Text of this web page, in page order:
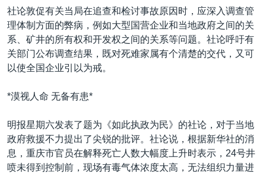
社论敦促有关当局在追查和检讨事故原因时，应深入调查管
理体制方面的弊病，例如大型国营企业和当地政府之间的关
系、矿井的所有权和开发权之间的关系等问题。社论呼吁有
关部门公布调查结果，既对死难家属有个清楚的交代，又可
以使全国企业引以为戒。
*漠视人命 无备有患*
明报星期六发表了题为《如此执政为民》的社论，对于当地
政府救援不力提出了尖锐的批评。社论说，根据新华社的消
息，重庆市官员在解释死亡人数大幅度上升时表示，24号井
喷未得到控制前，现场有毒气体浓度太高，无法组织力量进